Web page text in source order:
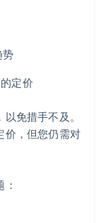
势
定价
免措手不及。
价，但您仍需对